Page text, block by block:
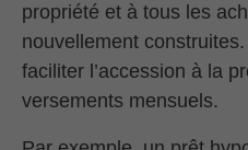
propriété et à tous les
nouvellement
faciliter l’accession à la
versements mensuels.